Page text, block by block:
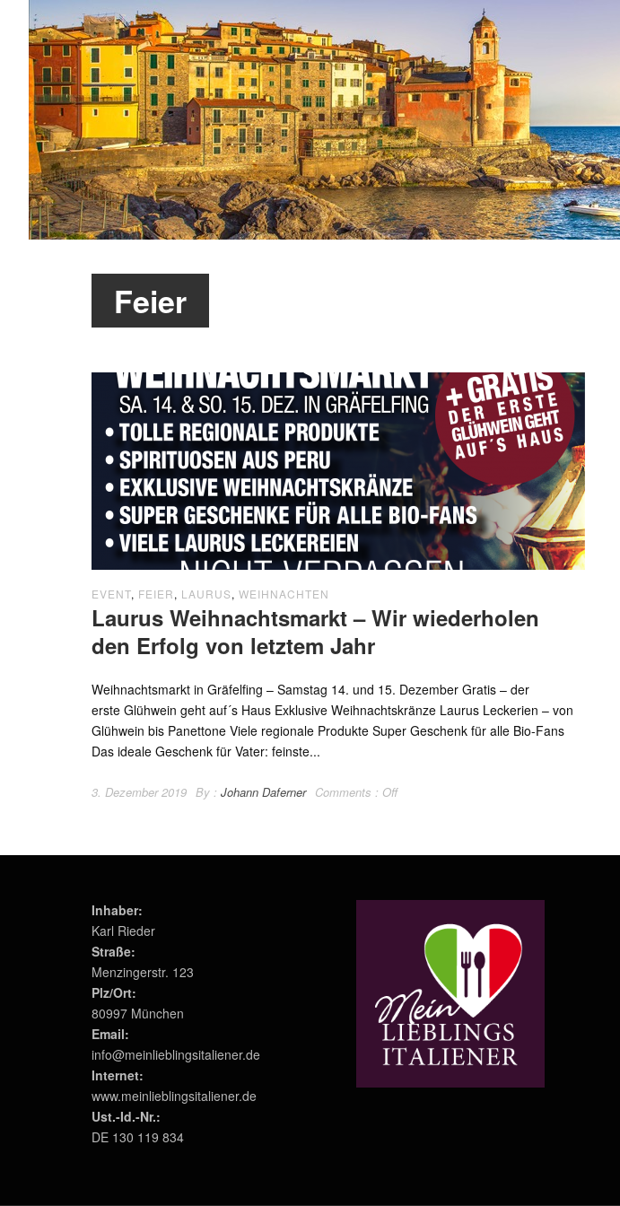
Feier
EVENT, FEIER, LAURUS, WEIHNACHTEN
Laurus Weihnachtsmarkt – Wir wiederholen
den Erfolg von letztem Jahr
Weihnachtsmarkt in Gräfelfing – Samstag 14. und 15. Dezember Gratis – der
erste Glühwein geht auf´s Haus Exklusive Weihnachtskränze Laurus Leckerien – von
Glühwein bis Panettone Viele regionale Produkte Super Geschenk für alle Bio-Fans
Das ideale Geschenk für Vater: feinste...
3. Dezember 2019 By : Johann Daferner Comments : Off
Inhaber:
Karl Rieder
Straße:
Menzingerstr. 123
Plz/Ort:
80997 München
Email:
info@meinlieblingsitaliener.de
Internet:
www.meinlieblingsitaliener.de
Ust.-Id.-Nr.:
DE 130 119 834